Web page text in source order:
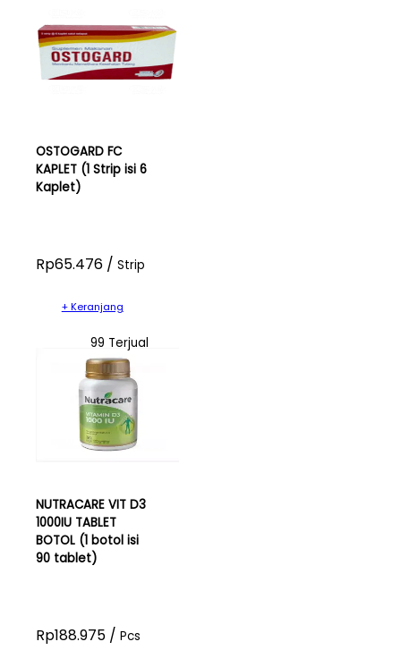
OSTOGARD FC
KAPLET (1 Strip isi 6
Kaplet)
Rp65.476 / Strip
+ Keranjang
99 Terjual
NUTRACARE VIT D3
1000IU TABLET
BOTOL (1 botol isi
90 tablet)
Rp188.975 / Pcs